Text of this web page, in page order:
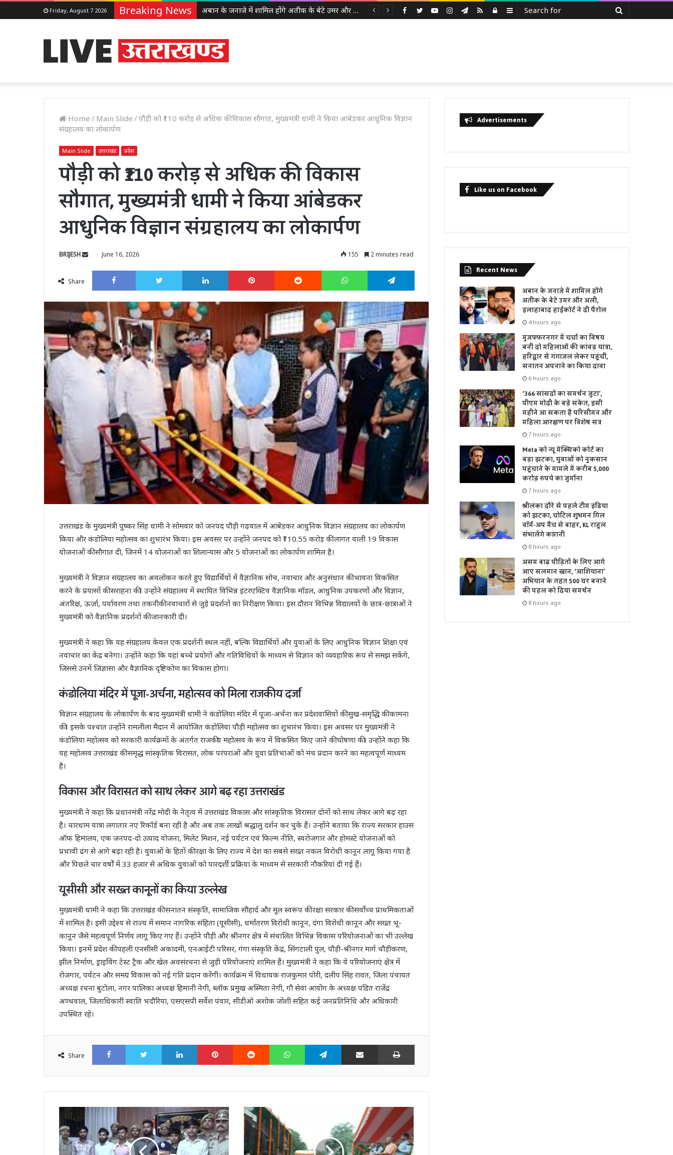
Friday, August 7 2026 Breaking News अबान के जनाजे में शामिल होंगे अतीक के बेटे उमर और अली, इलाहाबाद हाईकोर्ट ने दी पैरोल Sidebar
Log
RSS
Telegram
Instagram
YouTube
Twitter
Facebook
Home / Main Slide /पौड़ी को ₹110 करोड़ से अधिक की विकास सौगात, मुख्यमंत्री धामी ने किया आंबेडकर आधुनिक विज्ञान
संग्रहालय का लोकार्पण
Main Slide उत्तराखंड प्रदेश
पौड़ी को ₹110 करोड़ से अधिक की विकास
सौगात, मुख्यमंत्री धामी ने किया आंबेडकर
आधुनिक विज्ञान संग्रहालय का लोकार्पण
BRIJESH
SendJune 16, 2026 155 2 minutes read
Share
Facebook Twitter LinkedIn Pinterest Reddit WhatsApp Telegram
उत्तराखंड के मुख्यमंत्री पुष्कर सिंह धामी ने सोमवार को जनपद पौड़ी गढ़वाल में आंबेडकर आधुनिक विज्ञान संग्रहालय का लोकार्पण
किया और कंडोलिया महोत्सव का शुभारंभ किया। इस अवसर पर उन्होंने जनपद को ₹110.55 करोड़ की लागत वाली 19 विकास
योजनाओं की सौगात दी, जिनमें 14 योजनाओं का शिलान्यास और 5 योजनाओं का लोकार्पण शामिल है।
मुख्यमंत्री ने विज्ञान संग्रहालय का अवलोकन करते हुए विद्यार्थियों में वैज्ञानिक सोच, नवाचार और अनुसंधान की भावना विकसित
करने के प्रयासों की सराहना की। उन्होंने संग्रहालय में स्थापित विभिन्न इंटरएक्टिव वैज्ञानिक मॉडल, आधुनिक उपकरणों और विज्ञान,
अंतरिक्ष, ऊर्जा, पर्यावरण तथा तकनीकी नवाचारों से जुड़े प्रदर्शनों का निरीक्षण किया। इस दौरान विभिन्न विद्यालयों के छात्र-छात्राओं ने
मुख्यमंत्री को वैज्ञानिक प्रदर्शनों की जानकारी दी।
मुख्यमंत्री ने कहा कि यह संग्रहालय केवल एक प्रदर्शनी स्थल नहीं, बल्कि विद्यार्थियों और युवाओं के लिए आधुनिक विज्ञान शिक्षा एवं
नवाचार का केंद्र बनेगा। उन्होंने कहा कि यहां बच्चे प्रयोगों और गतिविधियों के माध्यम से विज्ञान को व्यवहारिक रूप से समझ सकेंगे,
जिससे उनमें जिज्ञासा और वैज्ञानिक दृष्टिकोण का विकास होगा।
कंडोलिया मंदिर में पूजा-अर्चना, महोत्सव को मिला राजकीय दर्जा
विज्ञान संग्रहालय के लोकार्पण के बाद मुख्यमंत्री धामी ने कंडोलिया मंदिर में पूजा-अर्चना कर प्रदेशवासियों की सुख-समृद्धि की कामना
की। इसके पश्चात उन्होंने रामलीला मैदान में आयोजित कंडोलिया पौड़ी महोत्सव का शुभारंभ किया। इस अवसर पर मुख्यमंत्री ने
कंडोलिया महोत्सव को सरकारी कार्यक्रमों के अंतर्गत राजकीय महोत्सव के रूप में विकसित किए जाने की घोषणा की। उन्होंने कहा कि
यह महोत्सव उत्तराखंड की समृद्ध सांस्कृतिक विरासत, लोक परंपराओं और युवा प्रतिभाओं को मंच प्रदान करने का महत्वपूर्ण माध्यम
है।
विकास और विरासत को साथ लेकर आगे बढ़ रहा उत्तराखंड
मुख्यमंत्री ने कहा कि प्रधानमंत्री नरेंद्र मोदी के नेतृत्व में उत्तराखंड विकास और सांस्कृतिक विरासत दोनों को साथ लेकर आगे बढ़ रहा
है। चारधाम यात्रा लगातार नए रिकॉर्ड बना रही है और अब तक लाखों श्रद्धालु दर्शन कर चुके हैं। उन्होंने बताया कि राज्य सरकार हाउस
ऑफ हिमालय, एक जनपद-दो उत्पाद योजना, मिलेट मिशन, नई पर्यटन एवं फिल्म नीति, स्वरोजगार और होमस्टे योजनाओं को
प्रभावी ढंग से आगे बढ़ा रही है। युवाओं के हितों की रक्षा के लिए राज्य में देश का सबसे सख्त नकल विरोधी कानून लागू किया गया है
और पिछले चार वर्षों में 33 हजार से अधिक युवाओं को पारदर्शी प्रक्रिया के माध्यम से सरकारी नौकरियां दी गई हैं।
यूसीसी और सख्त कानूनों का किया उल्लेख
मुख्यमंत्री धामी ने कहा कि उत्तराखंड की सनातन संस्कृति, सामाजिक सौहार्द और मूल स्वरूप की रक्षा सरकार की सर्वोच्च प्राथमिकताओं
में शामिल है। इसी उद्देश्य से राज्य में समान नागरिक संहिता (यूसीसी), धर्मांतरण विरोधी कानून, दंगा विरोधी कानून और सख्त भू-
कानून जैसे महत्वपूर्ण निर्णय लागू किए गए हैं। उन्होंने पौड़ी और श्रीनगर क्षेत्र में संचालित विभिन्न विकास परियोजनाओं का भी उल्लेख
किया। इनमें प्रदेश की पहली एनसीसी अकादमी, एनआईटी परिसर, गंगा संस्कृति केंद्र, सिंगटाली पुल, पौड़ी-श्रीनगर मार्ग चौड़ीकरण,
झील निर्माण, ड्राइविंग टेस्ट ट्रैक और खेल अवसंरचना से जुड़ी परियोजनाएं शामिल हैं। मुख्यमंत्री ने कहा कि ये परियोजनाएं क्षेत्र में
रोजगार, पर्यटन और समग्र विकास को नई गति प्रदान करेंगी। कार्यक्रम में विधायक राजकुमार पोरी, दलीप सिंह रावत, जिला पंचायत
अध्यक्ष रचना बुटोला, नगर पालिका अध्यक्ष हिमानी नेगी, ब्लॉक प्रमुख अस्मिता नेगी, गौ सेवा आयोग के अध्यक्ष पंडित राजेंद्र
अण्थवाल, जिलाधिकारी स्वाति भदौरिया, एसएसपी सर्वेश पंवार, सीडीओ अशोक जोशी सहित कई जनप्रतिनिधि और अधिकारी
उपस्थित रहे।
Share
FacebookTwitter LinkedIn Pinterest Reddit WhatsAppTelegram Share via Email Print
Advertisements
Like us on Facebook
Recent News
अबान के जनाजे में शामिल होंगे
अतीक के बेटे उमर और अली,
इलाहाबाद हाईकोर्ट ने दी पैरोल
4 hours ago
मुजफ्फरनगर में चर्चा का विषय
बनीं दो महिलाओं की कांवड़ यात्रा,
हरिद्वार से गंगाजल लेकर पहुंचीं,
सनातन अपनाने का किया दावा
6 hours ago
‘366 सांसदों का समर्थन जुटा’,
पीएम मोदी के बड़े संकेत, इसी
महीने आ सकता है परिसीमन और
महिला आरक्षण पर विशेष सत्र
7 hours ago
Meta को न्यू मेक्सिको कोर्ट का
बड़ा झटका, युवाओं को नुकसान
पहुंचाने के मामले में करीब 5,000
करोड़ रुपये का जुर्माना
7 hours ago
श्रीलंका दौरे से पहले टीम इंडिया
को झटका, चोटिल शुभमन गिल
वॉर्म-अप मैच से बाहर, KL राहुल
संभालेंगे कप्तानी
8 hours ago
असम बाढ़ पीड़ितों के लिए आगे
आए सलमान खान, ‘आशियाना’
अभियान के तहत 500 घर बनाने
की पहल को दिया समर्थन
8 hours ago